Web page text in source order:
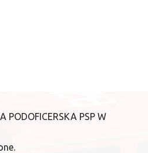
PODOFICERSKA PSP W